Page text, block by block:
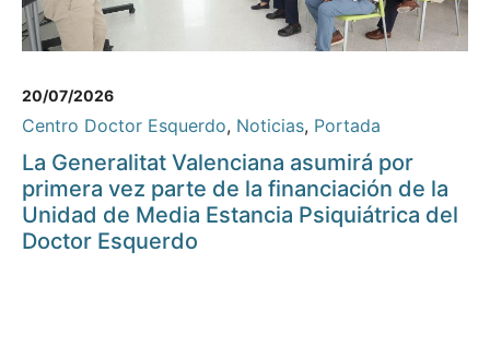
20/07/2026
Centro Doctor Esquerdo, Noticias, Portada
La Generalitat Valenciana asumirá por
primera vez parte de la financiación de la
Unidad de Media Estancia Psiquiátrica del
Doctor Esquerdo